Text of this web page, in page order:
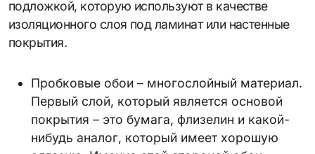
подложкой, которую используют в качестве
изоляционного слоя под ламинат или настенные
покрытия.
Пробковые обои – многослойный материал.
Первый слой, который является основой
покрытия – это бумага, флизелин и какой-
нибудь аналог, который имеет хорошую